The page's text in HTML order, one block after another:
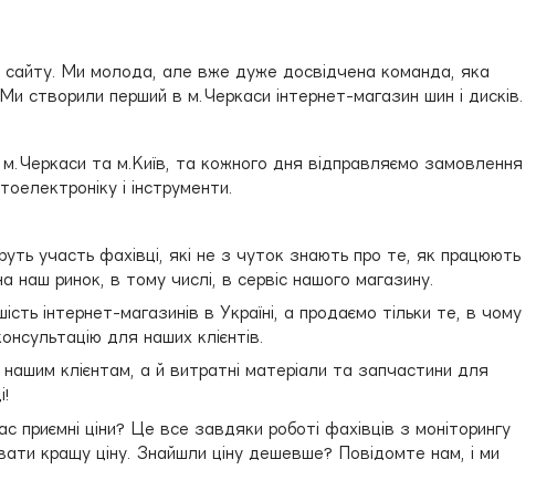
сайту. Ми молода, але вже дуже досвідчена команда, яка
створили перший в м.Черкаси інтернет-магазин шин і дисків.
та м.Київ, та кожного дня відправляємо замовлення
і інструменти.
участь фахівці, які не з чуток знають про те, як працюють
наш ринок, в тому числі, в сервіс нашого магазину.
інтернет-магазинів в Україні, а продаємо тільки те, в чому
для наших клієнтів.
клієнтам, а й витратні матеріали та запчастини для
приємні ціни? Це все завдяки роботі фахівців з моніторингу
кращу ціну. Знайшли ціну дешевше? Повідомте нам, і ми